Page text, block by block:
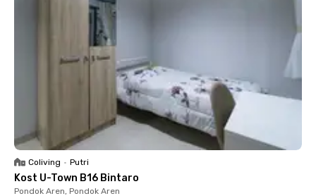
Coliving • Putri
Kost U-Town B16 Bintaro
Pondok Aren, Pondok Aren